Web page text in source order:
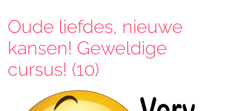
Oude liefdes, nieuwe
kansen! Geweldige
cursus! (10)